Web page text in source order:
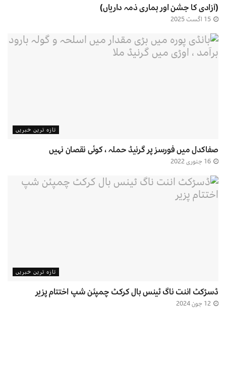
(آزادی کا جشن اور ہماری ذمہ داریاں)
تازہ ترین خبریں
صفاکدل میں فورسز پر گرنیڈ حملہ ، کوئی نقصان نہیں
تازہ ترین خبریں
ڈسڑکٹ اننت ناگ ٹینس بال کرکٹ چمپئن شپ اختتام پزیر